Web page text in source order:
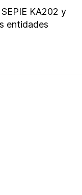
KA202 y
entidades